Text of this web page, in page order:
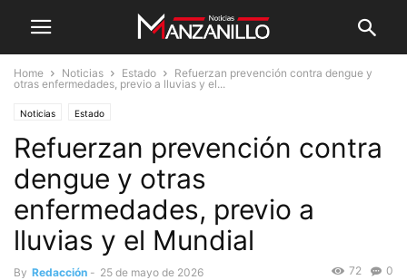
Home Noticias Estado
Refuerzan prevención contra dengue y
otras enfermedades, previo a lluvias y el...
Noticias Estado
Refuerzan prevención contra
dengue y otras
enfermedades, previo a
lluvias y el Mundial
By Redacción - 25 de mayo de 2026 0
72